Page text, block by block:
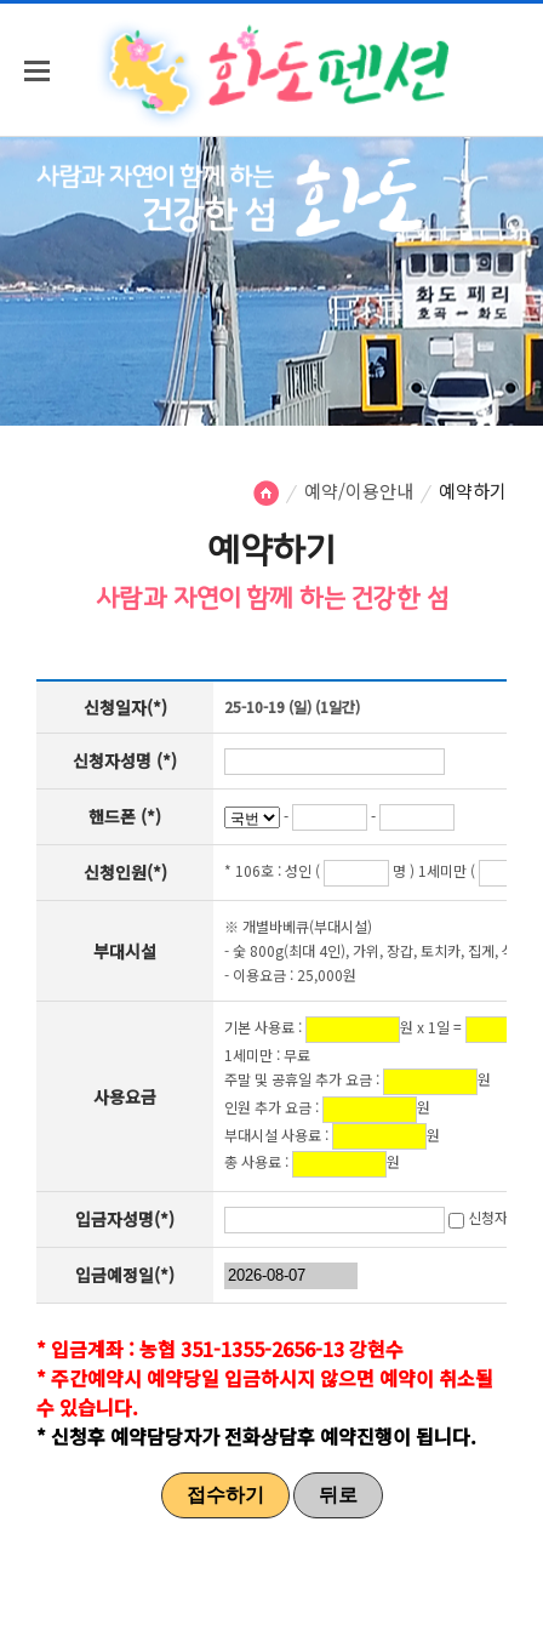
예약/이용안내 예약하기
예약하기
사람과 자연이 함께 하는 건강한 섬
신청일자(*) 25-10-19 (일) (1일간)
신청자성명 (*)
핸드폰 (*) - -
신청인원(*) * 106호 :성인 ( 명 ) 1세미만 (
부대시설
※ 개별바베큐(부대시설)
- 숯 800g(최대 4인), 가위, 장갑, 토치카, 집게, 석쇠,
- 이용요금 : 25,000원
사용요금
기본 사용료 :
원 x 1일 =
1세미만 : 무료
주말 및 공휴일 추가 요금 :
원
인원 추가 요금 :
원
부대시설 사용료 :
원
총 사용료 :
원
입금자성명(*) 신청자와 동
입금예정일(*)
* 입금계좌 : 농협 351-1355-2656-13 강현수
* 주간예약시 예약당일 입금하시지 않으면 예약이 취소될
수 있습니다.
* 신청후 예약담당자가 전화상담후 예약진행이 됩니다.